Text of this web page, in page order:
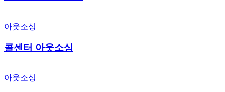
아웃소싱
아웃소싱
콜센터 아웃소싱
·아웃소싱